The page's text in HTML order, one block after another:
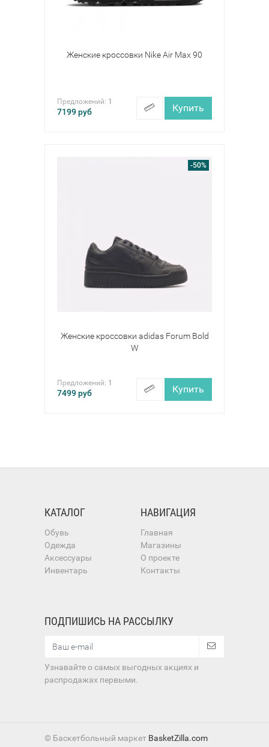
Женские кроссовки Nike Air Max 90
Предложений: 1
7199руб Купить
-50%
Женские кроссовки adidas Forum Bold
W
Предложений: 1
7499руб Купить
КАТАЛОГ
Обувь
Одежда
Аксессуары
Инвентарь
НАВИГАЦИЯ
Главная
Магазины
О проекте
Контакты
ПОДПИШИСЬ НА РАССЫЛКУ
Узнавайте о самых выгодных акциях и
распродажах первыми.
© Баскетбольный маркет BasketZilla.com